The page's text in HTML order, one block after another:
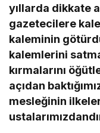
yıllarda dikkate
gazetecilere
kaleminin
kalemlerini
kırmalarını
açıdan
mesleğinin